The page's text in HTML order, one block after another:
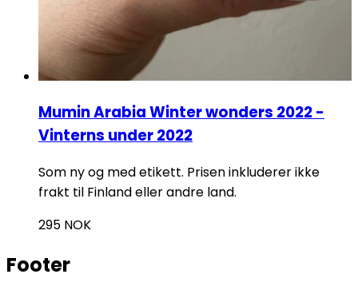
Mumin Arabia Winter wonders 2022 -
Vinterns under 2022
Som ny og med etikett. Prisen inkluderer ikke
frakt til Finland eller andre land.
295 NOK
Footer